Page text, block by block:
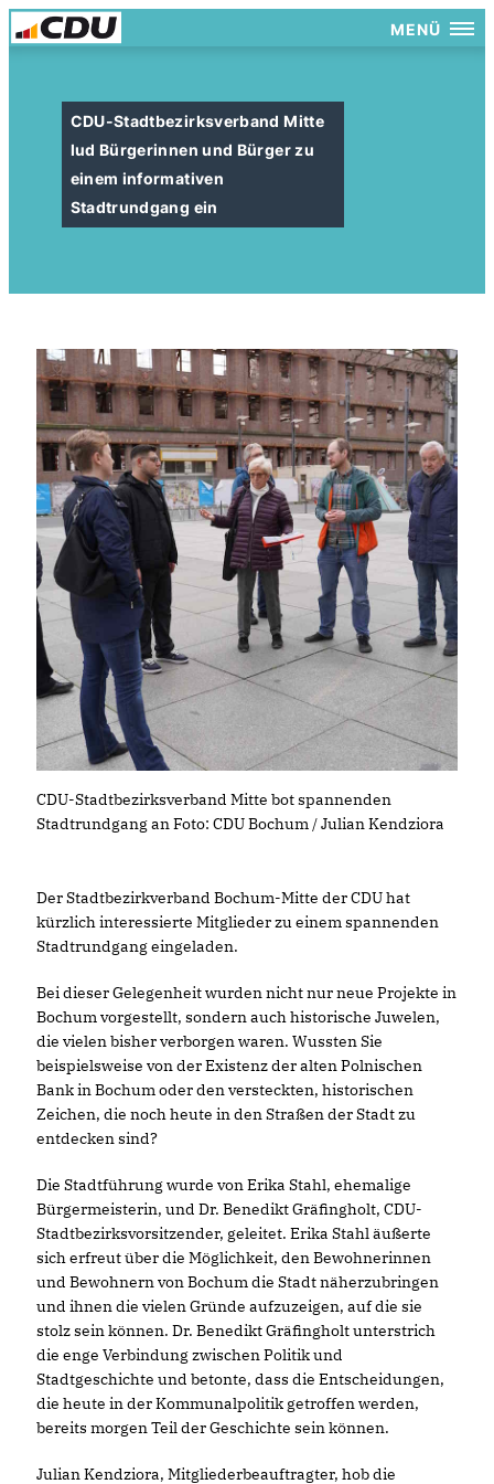
MENÜ
CDU-Stadtbezirksverband Mitte
lud Bürgerinnen und Bürger zu
einem informativen
Stadtrundgang ein
CDU-Stadtbezirksverband Mitte bot spannenden
Stadtrundgang an Foto: CDU Bochum / Julian Kendziora
Der Stadtbezirkverband Bochum-Mitte der CDU hat
kürzlich interessierte Mitglieder zu einem spannenden
Stadtrundgang eingeladen.
Bei dieser Gelegenheit wurden nicht nur neue Projekte in
Bochum vorgestellt, sondern auch historische Juwelen,
die vielen bisher verborgen waren. Wussten Sie
beispielsweise von der Existenz der alten Polnischen
Bank in Bochum oder den versteckten, historischen
Zeichen, die noch heute in den Straßen der Stadt zu
entdecken sind?
Die Stadtführung wurde von Erika Stahl, ehemalige
Bürgermeisterin, und Dr. Benedikt Gräfingholt, CDU-
Stadtbezirksvorsitzender, geleitet. Erika Stahl äußerte
sich erfreut über die Möglichkeit, den Bewohnerinnen
und Bewohnern von Bochum die Stadt näherzubringen
und ihnen die vielen Gründe aufzuzeigen, auf die sie
stolz sein können. Dr. Benedikt Gräfingholt unterstrich
die enge Verbindung zwischen Politik und
Stadtgeschichte und betonte, dass die Entscheidungen,
die heute in der Kommunalpolitik getroffen werden,
bereits morgen Teil der Geschichte sein können.
Julian Kendziora, Mitgliederbeauftragter, hob die